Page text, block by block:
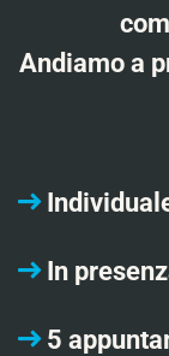
Andiamo a
In
5